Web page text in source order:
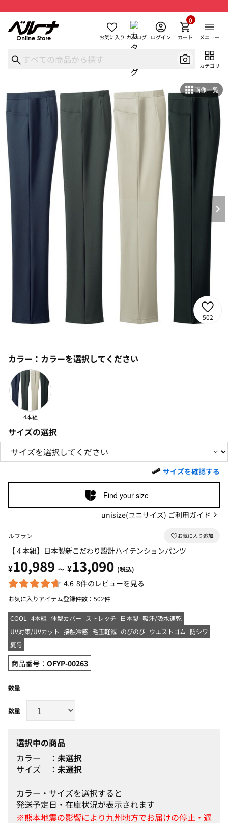
お気に入り カタログ ログイン カート
0
メニュー
カテゴリ
画像一覧
502
カラー： カラーを選択してください
4本組
サイズの選択
サイズを確認する
Find your size
unisize(ユニサイズ) ご利用ガイド
ルフラン
【４本組】日本製新こだわり設計ハイテンションパンツ
¥10,989 ～ ¥13,090 (税込)
4.6 8件のレビューを見る
お気に入りアイテム登録件数： 502件
COOL 4本組 体型カバー ストレッチ 日本製 吸汗/吸水速乾
UV対策/UVカット 接触冷感 毛玉軽減 のびのび ウエストゴム 防シワ
夏号
商品番号： OFYP-00263
数量
選択中の商品
カラー
未選択
サイズ
未選択
カラー・サイズを選択すると
発送予定日・在庫状況が表示されます